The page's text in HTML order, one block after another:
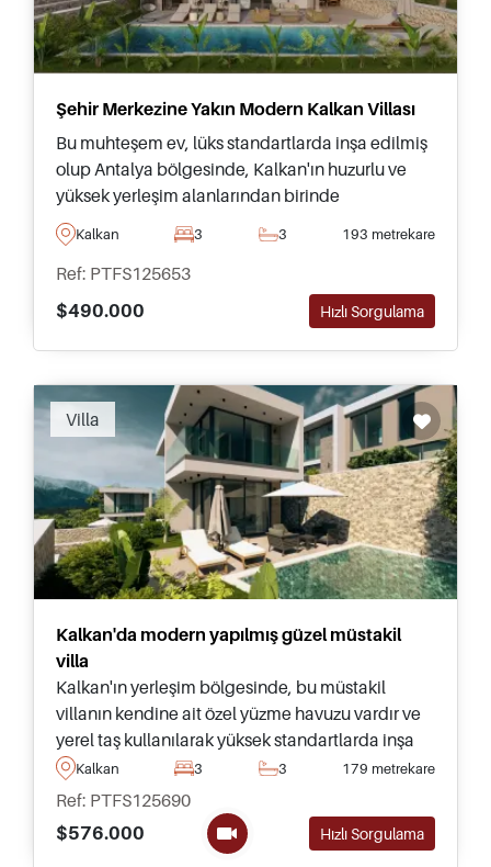
Şehir Merkezine Yakın Modern Kalkan Villası
Bu muhteşem ev, lüks standartlarda inşa edilmiş
olup Antalya bölgesinde, Kalkan'ın huzurlu ve
yüksek yerleşim alanlarından birinde
bulunmaktadır – balkonlar ve teraslardan
panoramik deniz manzarası sunmaktadır.
Kalkan 3 3 193 metrekare
Ref: PTFS125653
$490.000
Hızlı Sorgulama
Villa
Kalkan'da modern yapılmış güzel müstakil
villa
Kalkan'ın yerleşim bölgesinde, bu müstakil
villanın kendine ait özel yüzme havuzu vardır ve
yerel taş kullanılarak yüksek standartlarda inşa
edilmiştir – tümü sadece birkaç dakika mesafede
şehir merkezi ve olanaklara yakındır.
Kalkan 3 3 179 metrekare
Ref: PTFS125690
$576.000
Hızlı Sorgulama